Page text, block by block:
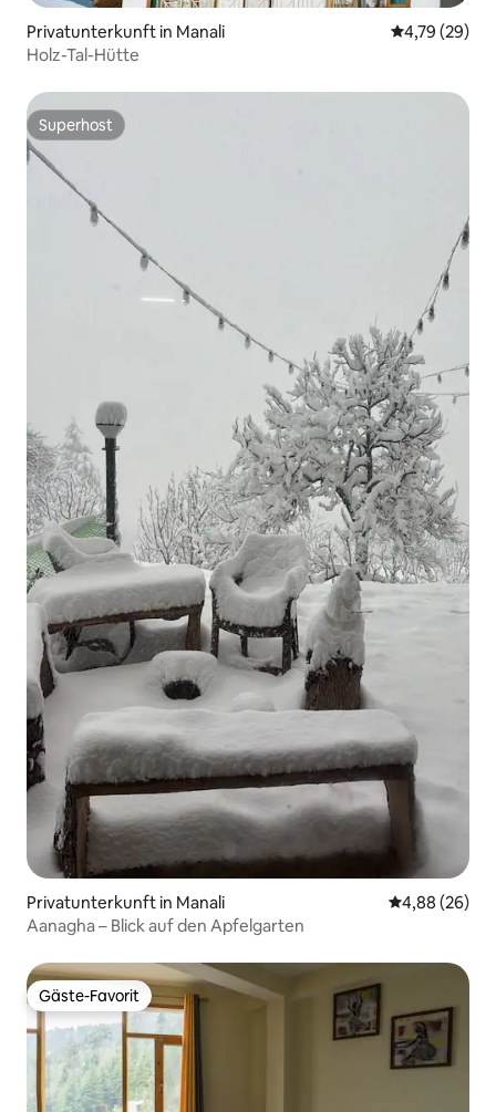
Privatunterkunft in Manali
4,79 (29)
Holz-Tal-Hütte
Superhost
Superhost
Privatunterkunft in Manali
4,88 (26)
Aanagha – Blick auf den Apfelgarten
Gäste-Favorit
Gäste-Favorit